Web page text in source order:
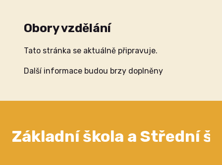
Obory vzdělání
Tato stránka se aktuálně připravuje.
Další informace budou brzy doplněny
Základní škola a Střední